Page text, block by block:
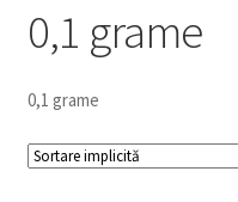
Produse BIO
Igienă publică
0,1 grame
0,1 grame